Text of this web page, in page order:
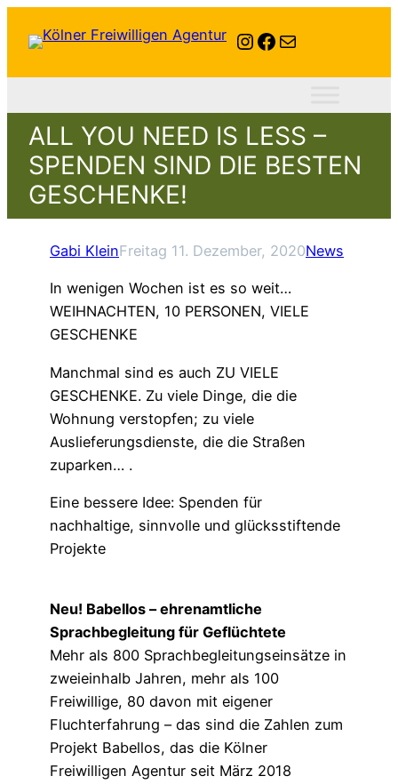
Instagram
Facebook
E-Mail
ALL YOU NEED IS LESS –
SPENDEN SIND DIE BESTEN
GESCHENKE!
Gabi KleinFreitag 11. Dezember, 2020News
In wenigen Wochen ist es so weit…
WEIHNACHTEN, 10 PERSONEN, VIELE
GESCHENKE
Manchmal sind es auch ZU VIELE
GESCHENKE. Zu viele Dinge, die die
Wohnung verstopfen; zu viele
Auslieferungsdienste, die die Straßen
zuparken… .
Eine bessere Idee: Spenden für
nachhaltige, sinnvolle und glücksstiftende
Projekte
Neu! Babellos – ehrenamtliche
Sprachbegleitung für Geflüchtete
Mehr als 800 Sprachbegleitungseinsätze in
zweieinhalb Jahren, mehr als 100
Freiwillige, 80 davon mit eigener
Fluchterfahrung – das sind die Zahlen zum
Projekt Babellos, das die Kölner
Freiwilligen Agentur seit März 2018